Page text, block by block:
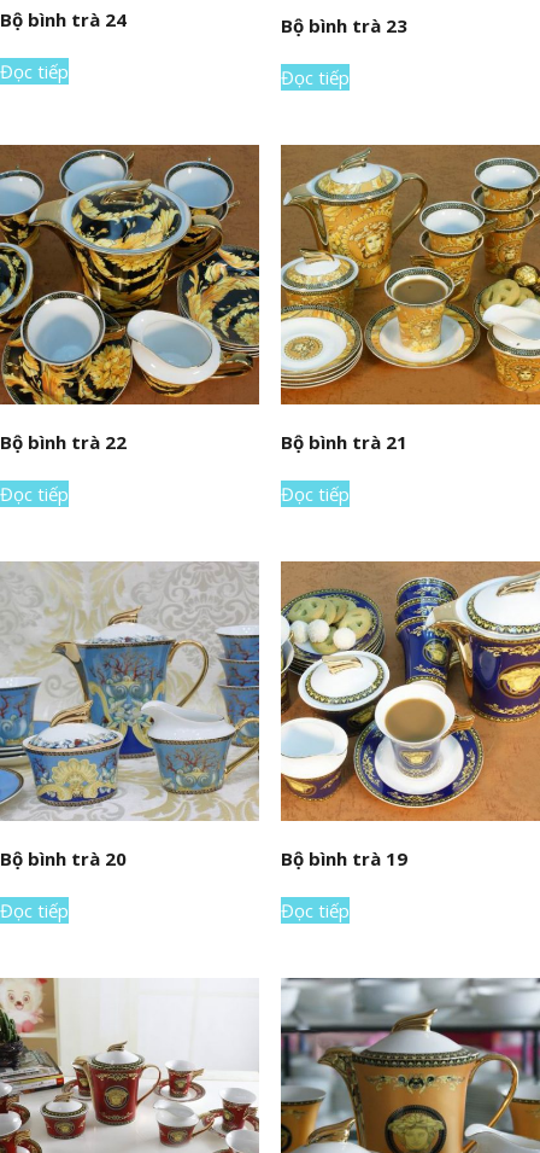
Bộ bình trà 24
Đọc tiếp
Bộ bình trà 23
Đọc tiếp
Bộ bình trà 22
Đọc tiếp
Bộ bình trà 21
Đọc tiếp
Bộ bình trà 20
Đọc tiếp
Bộ bình trà 19
Đọc tiếp